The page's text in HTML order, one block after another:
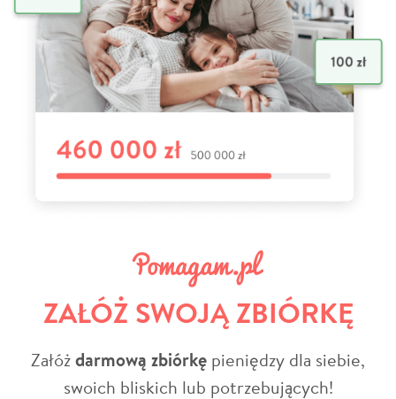
ZAŁÓŻ SWOJĄ ZBIÓRKĘ
Załóżdarmową zbiórkę pieniędzy dla siebie,
swoich bliskich lub potrzebujących!